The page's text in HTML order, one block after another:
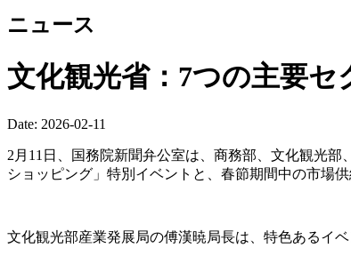
ニュース
文化観光省：7つの主要
Date: 2026-02-11
2月11日、国務院新聞弁公室は、商務部、文化観光
ショッピング」特別イベントと、春節期間中の市場
文化観光部産業発展局の傅漢暁局長は、特色あるイ